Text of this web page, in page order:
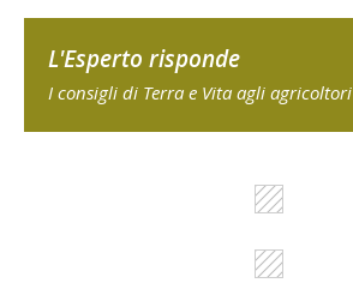
L'Esperto risponde
I consigli di Terra e Vita agli agricoltori